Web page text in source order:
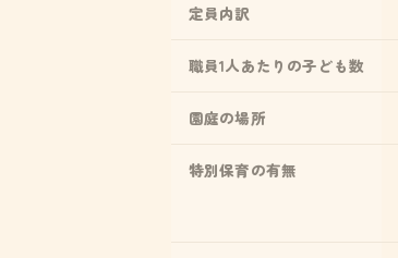
定員内訳
職員1人あたりの子ども数
園庭の場所
特別保育の有無